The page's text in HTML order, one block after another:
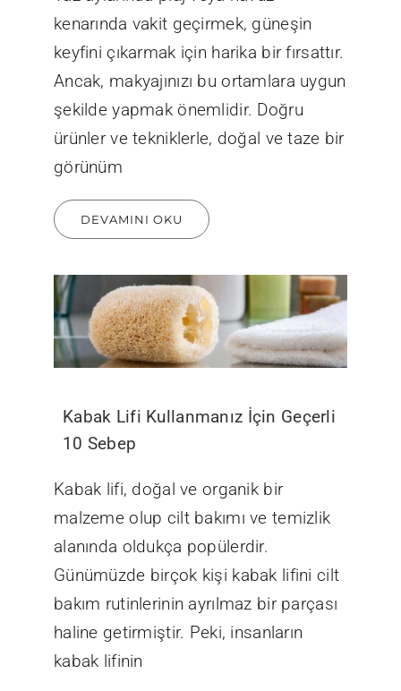
kenarında vakit geçirmek, güneşin
keyfini çıkarmak için harika bir fırsattır.
Ancak, makyajınızı bu ortamlara uygun
şekilde yapmak önemlidir. Doğru
ürünler ve tekniklerle, doğal ve taze bir
görünüm
DEVAMINI OKU
Kabak Lifi Kullanmanız İçin Geçerli
10 Sebep
Kabak lifi, doğal ve organik bir
malzeme olup cilt bakımı ve temizlik
alanında oldukça popülerdir.
Günümüzde birçok kişi kabak lifini cilt
bakım rutinlerinin ayrılmaz bir parçası
haline getirmiştir. Peki, insanların
kabak lifinin